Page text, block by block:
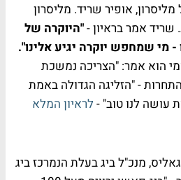
אופיר שריד. מליסרון
שריד אמר בראיון -"היוקרה של
מי שמחפש יוקרה יגיע אלינו".
הוא אמר: "הצריכה נמשכת
- "הזליגה הגדולה באמת
עושה לנו טוב" - לראיון המלא
מנכ"ל ביג בעלת הנמרכז ביג